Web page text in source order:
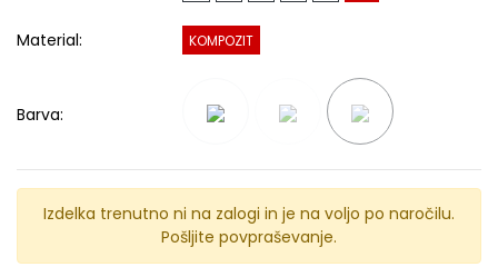
Material: KOMPOZIT
Barva:
Izdelka trenutno ni na zalogi in je na voljo po naročilu.
Pošljite povpraševanje.